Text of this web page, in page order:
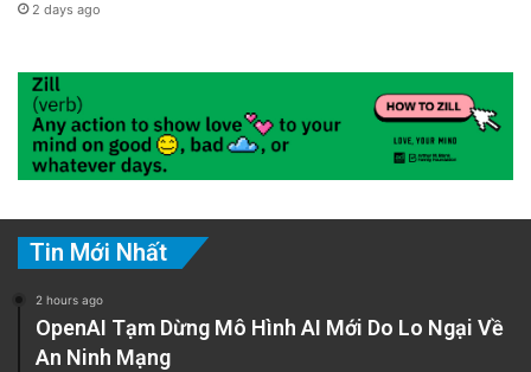
2 days ago
Tin Mới Nhất
2 hours ago
OpenAI Tạm Dừng Mô Hình AI Mới Do Lo Ngại Về
An Ninh Mạng